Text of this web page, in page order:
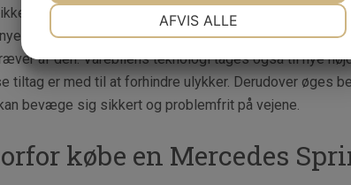
så bilen kan leverer dig og dine varer i et
Mercedes Sprinter selvfølgelig også en vanvittig
af den. Varebilens teknologi tages også til nye
tiltag er med til at forhindre ulykker. Derudover øges
bevæge sig sikkert og problemfrit på vejene.
købe en Mercedes
JA NEJ
MARKETING
JA NEJ
STATISTIK
AFVIS ALLE